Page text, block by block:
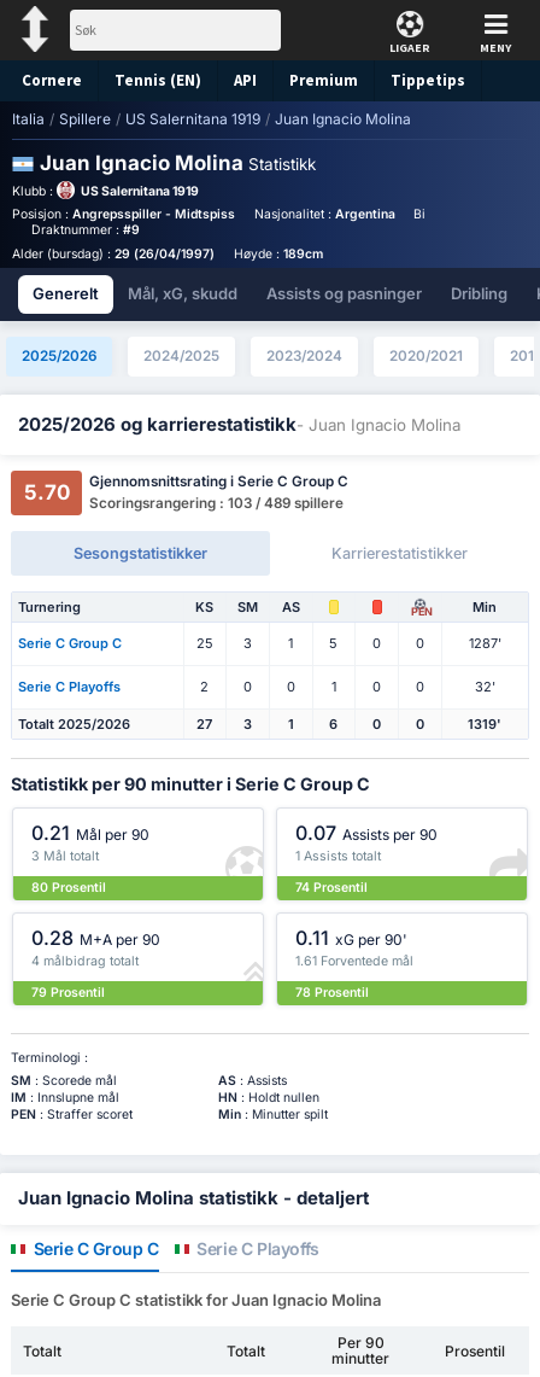
LIGAER MENY
Cornere Tennis (EN) API Premium Tippetips
Italia / Spillere / US Salernitana 1919 / Juan Ignacio Molina
Juan Ignacio Molina Statistikk
Klubb :
US Salernitana 1919
Posisjon : Angrepsspiller - Midtspiss Nasjonalitet : Argentina Birthplace :
Draktnummer : #9
Alder (bursdag) : 29 (26/04/1997) Høyde : 189cm
Generelt Mål, xG, skudd Assists og pasninger Dribling
2025/2026 2024/2025 2023/2024 2020/2021
2025/2026 og karrierestatistikk- Juan Ignacio Molina
5.70
Gjennomsnittsrating i Serie C Group C
Scoringsrangering : 103 / 489 spillere
Sesongstatistikker Karrierestatistikker
Turnering KS SM AS PEN Min
Serie C Group C 25 3 1 5 0 0 1287'
Serie C Playoffs 2 0 0 1 0 0 32'
Totalt 2025/2026 27 3 1 6 0 0 1319'
Statistikk per 90 minutter i Serie C Group C
0.21 Mål per 90
3 Mål totalt
80 Prosentil
0.07 Assists per 90
1 Assists totalt
74 Prosentil
0.28 M+A per 90
4 målbidrag totalt
79 Prosentil
0.11 xG per 90'
1.61 Forventede mål
78 Prosentil
Terminologi :
SM : Scorede mål AS: Assists
IM : Innslupne mål HN: Holdt nullen
PEN: Straffer scoret Min: Minutter spilt
Juan Ignacio Molina statistikk - detaljert
Serie C Group C Serie C Playoffs
Serie C Group C statistikk for Juan Ignacio Molina
Totalt Totalt
Per 90
minutter
Prosentil